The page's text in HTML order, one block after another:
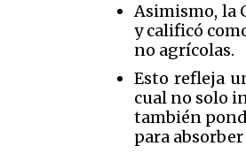
Asimismo, la
y calificó
no agrícolas.
Esto refleja
cual no solo
también
para